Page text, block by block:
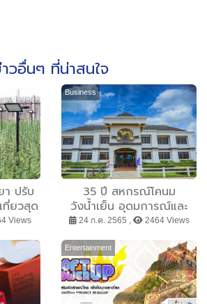
วอื่นๆ ที่น่าสนใจ
า ปรับ
ที่ยวสุด
เสริม
ญชา”
สิร์ต
ต้นไม้
วแห่ง
Views
Business
35 ปี สหกรณ์โคนม
วังน้ำเย็น อุดมการณ์และ
เจตนารมณ์ผู้ก่อตั้ง ไม่
เปลี่ยนแปลง
24 ก.ค. 2565 , 2464 Views
Entertainment